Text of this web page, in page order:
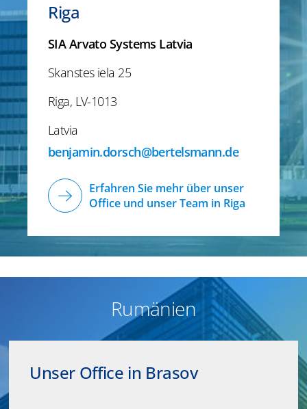
Riga
SIA Arvato Systems Latvia
Skanstes iela 25
Riga, LV-1013
Latvia
benjamin.dorsch@bertelsmann.de
Erfahren Sie mehr über unser
Office und unser Team in Riga
Rumänien
Unser Office in Brasov